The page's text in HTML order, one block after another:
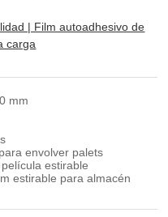
| Film autoadhesivo de
carga
mm
envolver palets
película estirable
estirable para almacén